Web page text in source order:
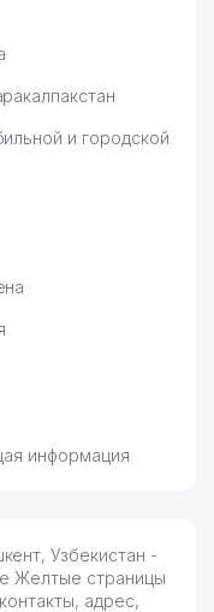
и городской
информация
Узбекистан -
Желтые страницы
адрес,